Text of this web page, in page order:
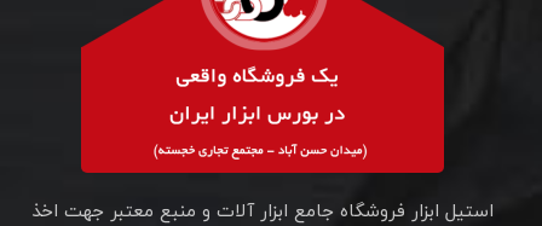
استیل ابزار فروشگاه جامع ابزار آلات و منبع معتبر جهت اخذ